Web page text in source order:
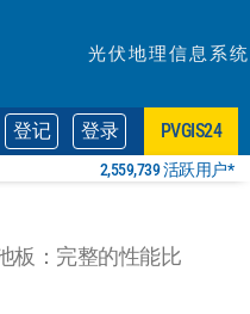
光伏地理信息系统
登记 登录 PVGIS24
2,559,739 活跃用户*
板：完整的性能比